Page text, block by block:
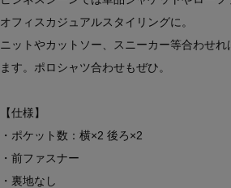
オフィスカジュアルスタイリングに。
ニットやカットソー、スニーカー等合わせ
ます。ポロシャツ合わせもぜひ。
【仕様】
・ポケット数：横×2 後ろ×2
・前ファスナー
・裏地なし